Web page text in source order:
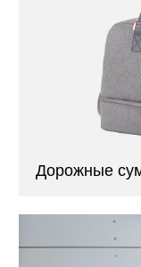
Дорожные